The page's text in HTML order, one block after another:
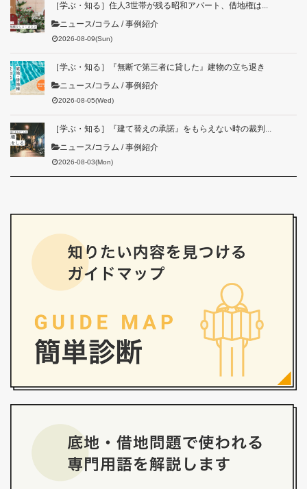
［学ぶ・知る］住人3世帯が残る昭和アパート、借地権は...
ニュース/コラム /事例紹介
2026-08-09(Sun)
［学ぶ・知る］『無断で第三者に貸した』建物の立ち退き
ニュース/コラム /事例紹介
2026-08-05(Wed)
［学ぶ・知る］『建て替えの承諾』をもらえない時の裁判...
ニュース/コラム /事例紹介
2026-08-03(Mon)